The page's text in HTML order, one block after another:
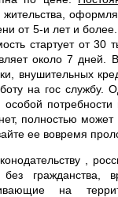
жительства,
от 5-и лет и
стартует от
около 7 дней.
внушительных
на гос службу.
особой
полностью
ее вовремя
,
гражданства,
на